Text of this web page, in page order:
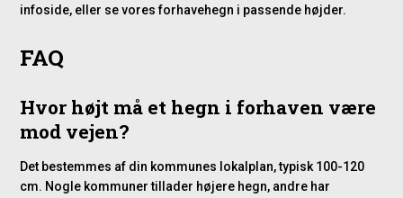
infoside, eller se voresforhavehegn i passende højder.
FAQ
Hvor højt må et hegn i forhaven være
mod vejen?
Det bestemmes af din kommunes lokalplan, typisk 100-120
cm. Nogle kommuner tillader højere hegn, andre har